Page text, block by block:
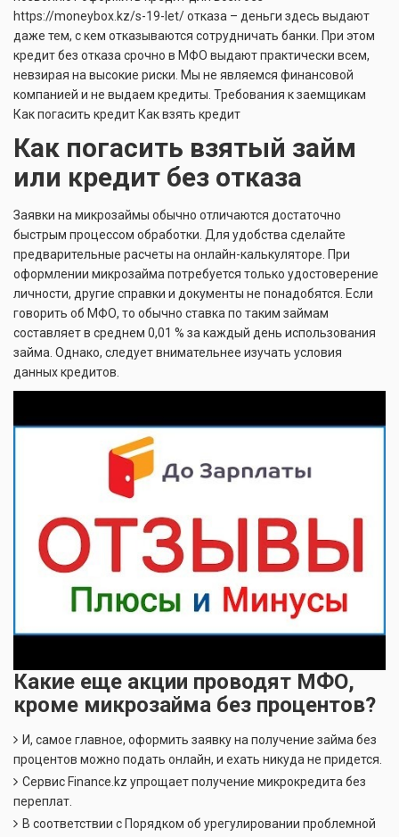
https://moneybox.kz/s-19-let/отказа – деньги здесь выдают
даже тем, с кем отказываются сотрудничать банки. При этом
кредит без отказа срочно в МФО выдают практически всем,
невзирая на высокие риски. Мы не являемся финансовой
компанией и не выдаем кредиты. Требования к заемщикам
Как погасить кредит Как взять кредит
Как погасить взятый займ
или кредит без отказа
Заявки на микрозаймы обычно отличаются достаточно
быстрым процессом обработки. Для удобства сделайте
предварительные расчеты на онлайн-калькуляторе. При
оформлении микрозайма потребуется только удостоверение
личности, другие справки и документы не понадобятся. Если
говорить об МФО, то обычно ставка по таким займам
составляет в среднем 0,01 % за каждый день использования
займа. Однако, следует внимательнее изучать условия
данных кредитов.
Какие еще акции проводят МФО,
кроме микрозайма без процентов?
И, самое главное, оформить заявку на получение займа без
процентов можно подать онлайн, и ехать никуда не придется.
Сервис Finance.kz упрощает получение микрокредита без
переплат.
В соответствии с Порядком об урегулировании проблемной